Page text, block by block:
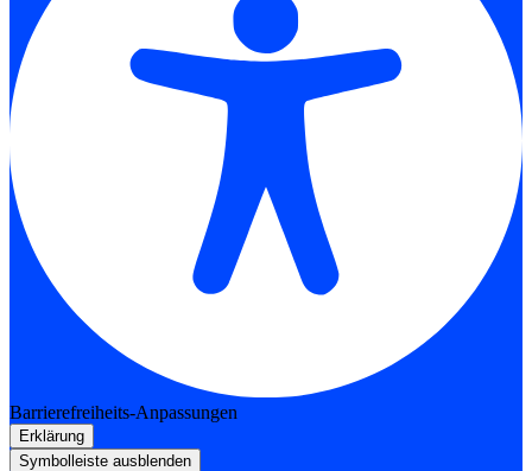
Barrierefreiheits-Anpassungen
Erklärung
Symbolleiste ausblenden